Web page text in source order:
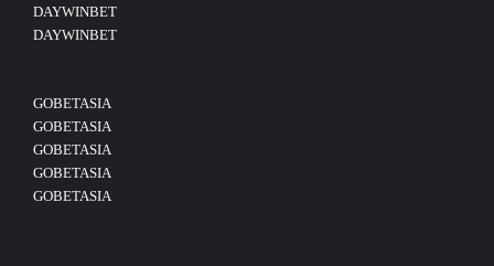
DAYWINBET
DAYWINBET
GOBETASIA
GOBETASIA
GOBETASIA
GOBETASIA
GOBETASIA